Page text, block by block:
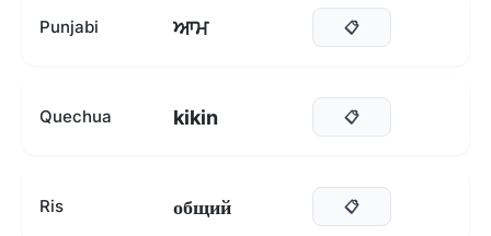
Punjabi ਆਮ 📋
Quechua kikin 📋
Ris общий 📋